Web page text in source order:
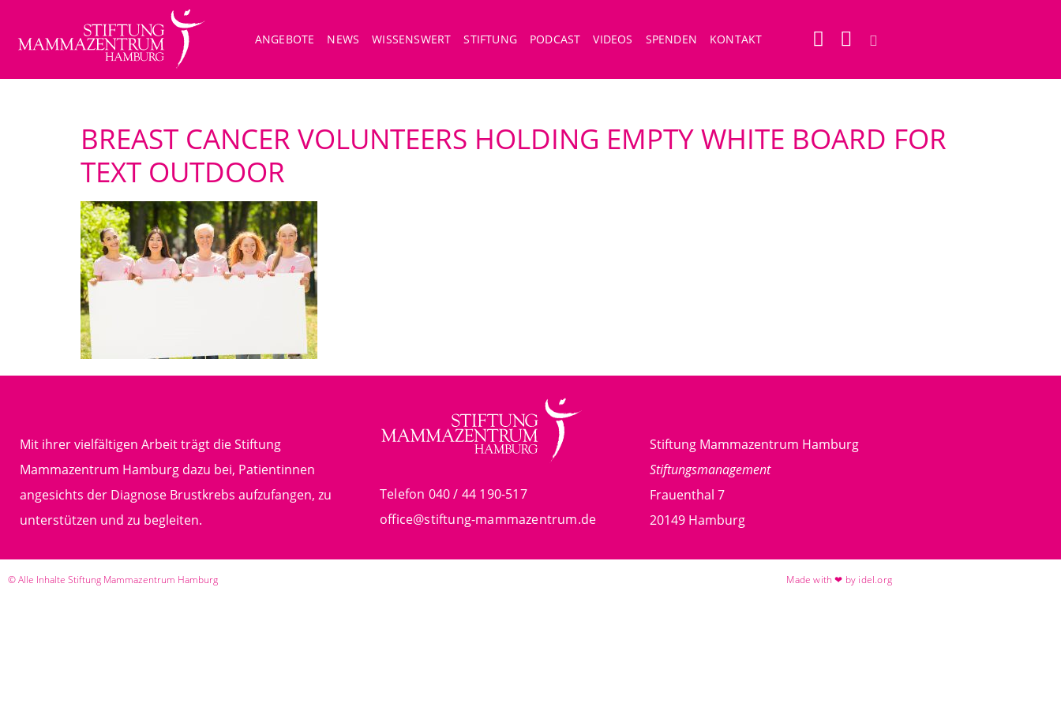
ANGEBOTE NEWS WISSENSWERT STIFTUNG PODCAST VIDEOS SPENDEN KONTAKT
BREAST CANCER VOLUNTEERS HOLDING EMPTY WHITE BOARD FOR
TEXT OUTDOOR
Mit ihrer vielfältigen Arbeit trägt die Stiftung
Mammazentrum Hamburg dazu bei, Patientinnen
angesichts der Diagnose Brustkrebs aufzufangen, zu
unterstützen und zu begleiten.
Telefon 040 / 44 190-517
office@stiftung-mammazentrum.de
Stiftung Mammazentrum Hamburg
Stiftungsmanagement
Frauenthal 7
20149 Hamburg
© Alle Inhalte Stiftung Mammazentrum Hamburg Made with ❤ by idel.org